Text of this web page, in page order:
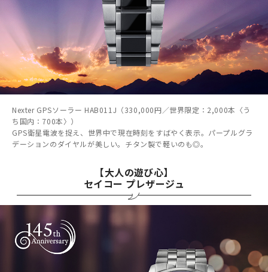
Nexter GPSソーラー HAB011J（330,000円／世界限定：2,000本〈う
ち国内：700本〉）
GPS衛星電波を捉え、世界中で現在時刻をすばやく表示。パープルグラ
デーションのダイヤルが美しい。チタン製で軽いのも◎。
【大人の遊び心】
セイコー プレザージュ